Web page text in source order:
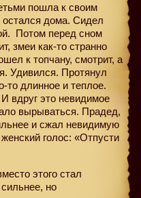
пошла к своим
дома. Сидел
Потом перед сном
змеи как-то странно
к топчану, смотрит, а
Удивился. Протянул
то длинное и теплое.
вдруг это невидимое
вырываться. Прадед,
и сжал невидимую
голос: «Отпусти
этого стал
но